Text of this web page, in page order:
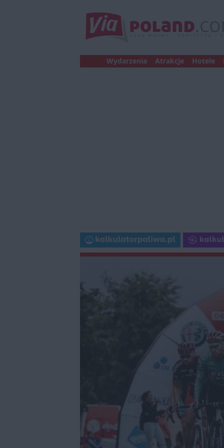
Wydarzenia Atrakcje Hotele